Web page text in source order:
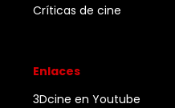
Críticas de cine
Enlaces
3Dcine en Youtube